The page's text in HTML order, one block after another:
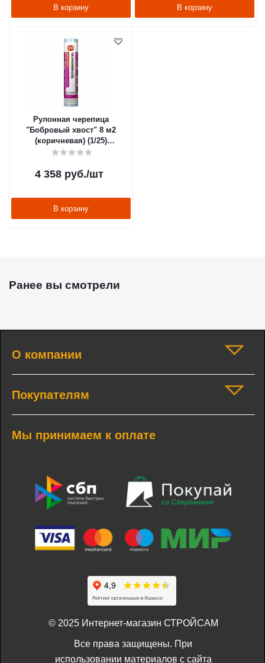
В корзину В корзину
Рулонная черепица
"Бобровый хвост" 8 м2
(коричневая) (1/25)
"Технониколь"
4 358руб./шт
В корзину
Ранее вы смотрели
О компании
Покупателям
Мы принимаем к оплате
© 2025 Интернет-магазин СТРОЙСАМ
Все права защищены. При
использовании материалов с сайта